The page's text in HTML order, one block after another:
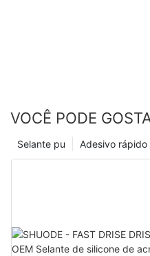
VOCÊ PODE
Adesivo rápido
Selante pu